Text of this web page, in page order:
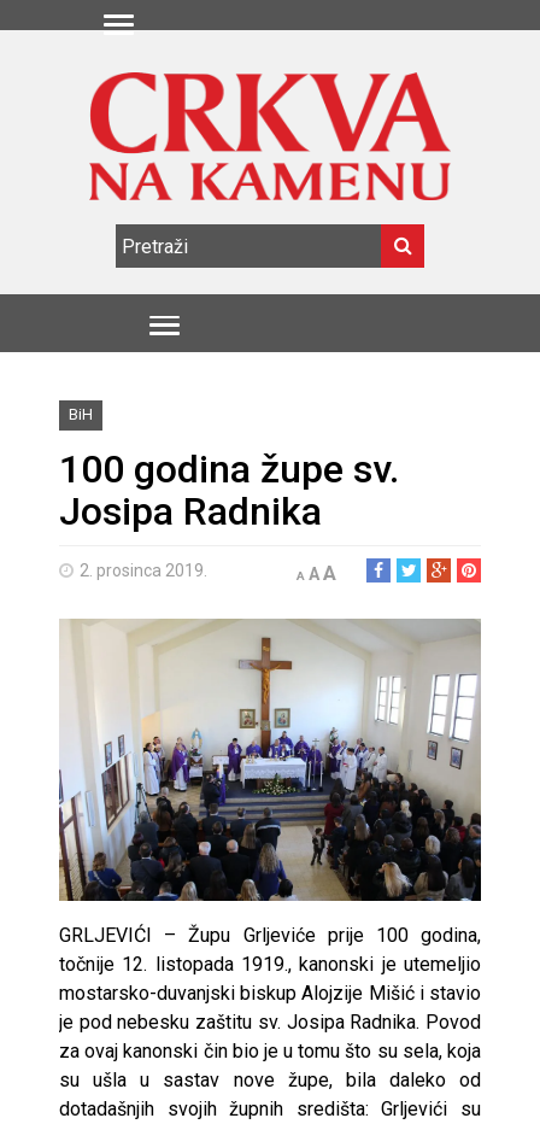
BiH
100 godina župe sv.
Josipa Radnika
2. prosinca 2019. A AA
GRLJEVIĆI – Župu Grljeviće prije 100 godina,
točnije 12. listopada 1919., kanonski je utemeljio
mostarsko-duvanjski biskup Alojzije Mišić i stavio
je pod nebesku zaštitu sv. Josipa Radnika. Povod
za ovaj kanonski čin bio je u tomu što su sela, koja
su ušla u sastav nove župe, bila daleko od
dotadašnjih svojih župnih središta: Grljevići su